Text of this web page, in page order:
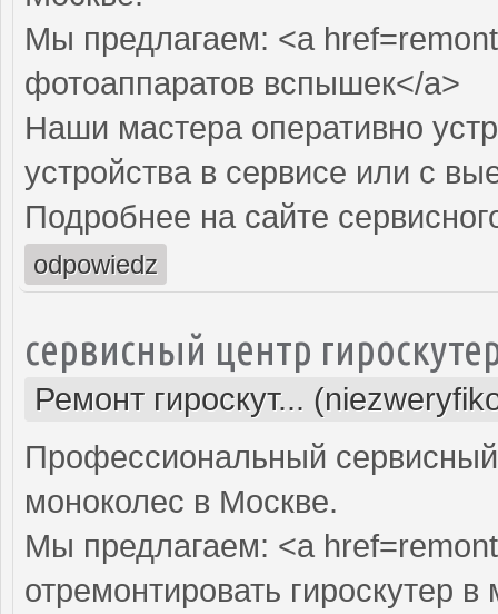
Мы предлагаем: <a
фотоаппаратов вспышек</a>
Наши мастера оперативно
устройства в сервисе или с
Подробнее на сайте
odpowiedz
сервисный центр
Ремонт гироскут...
Профессиональный сервисный
моноколес в Москве.
Мы предлагаем: <a
отремонтировать гироскутер в